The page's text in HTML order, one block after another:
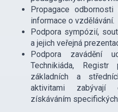
Propagace
informace o vzdělávání.
Podpora sympózií,
a jejich veřejná
Podpora zavádění
Technikiáda,
základních a
aktivitami zabývají
získáváním